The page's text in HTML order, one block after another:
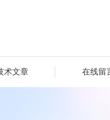
术文章 在线留